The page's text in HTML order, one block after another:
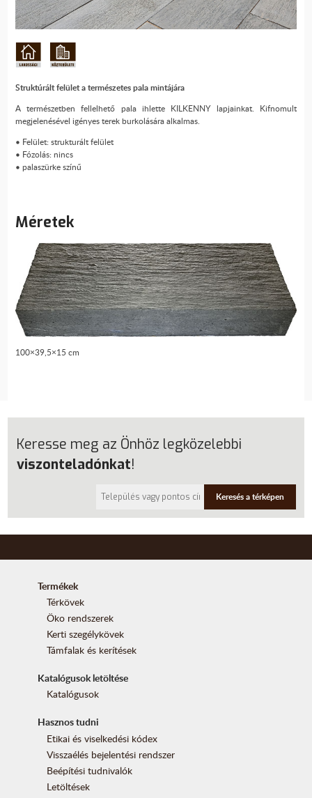
Struktúrált felület a természetes pala mintájára
A természetben fellelhető pala ihlette KILKENNY lapjainkat. Kifnomult
megjelenésével igényes terek burkolására alkalmas.
• Felület: strukturált felület
• Fózolás: nincs
• palaszürke színű
Méretek
100×39,5×15 cm
Keresés a térképen
Keresse meg az Önhöz legközelebbi
viszonteladónkat!
Termékek
Térkövek
Öko rendszerek
Kerti szegélykövek
Támfalak és kerítések
Katalógusok letöltése
Katalógusok
Hasznos tudni
Etikai és viselkedési kódex
Visszaélés bejelentési rendszer
Beépítési tudnivalók
Letöltések